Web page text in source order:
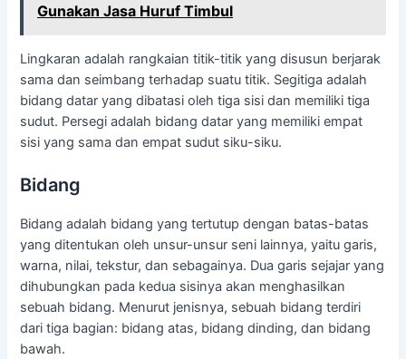
Gunakan Jasa Huruf Timbul
Lingkaran adalah rangkaian titik-titik yang disusun berjarak
sama dan seimbang terhadap suatu titik. Segitiga adalah
bidang datar yang dibatasi oleh tiga sisi dan memiliki tiga
sudut. Persegi adalah bidang datar yang memiliki empat
sisi yang sama dan empat sudut siku-siku.
Bidang
Bidang adalah bidang yang tertutup dengan batas-batas
yang ditentukan oleh unsur-unsur seni lainnya, yaitu garis,
warna, nilai, tekstur, dan sebagainya. Dua garis sejajar yang
dihubungkan pada kedua sisinya akan menghasilkan
sebuah bidang. Menurut jenisnya, sebuah bidang terdiri
dari tiga bagian: bidang atas, bidang dinding, dan bidang
bawah.